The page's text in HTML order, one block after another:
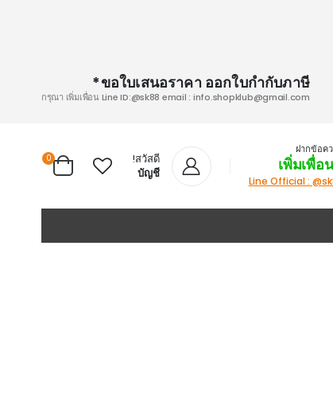
ขอใบเสนอราคา ออกใบกำกับภาษี*
กรุณา เพิ่มเพื่อน Line ID:@sk88 email : info.shopklub@gmail.com
ฝากข้อค
เพิ่มเพื่อ
Line Official :
สวัสดี!
บัญชี
Cart
0
items